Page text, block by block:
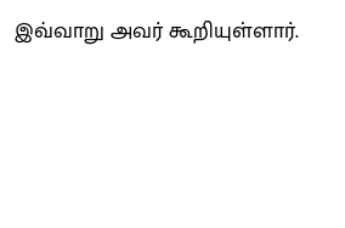
இவ்வாறு அவர் கூறியுள்ளார்.